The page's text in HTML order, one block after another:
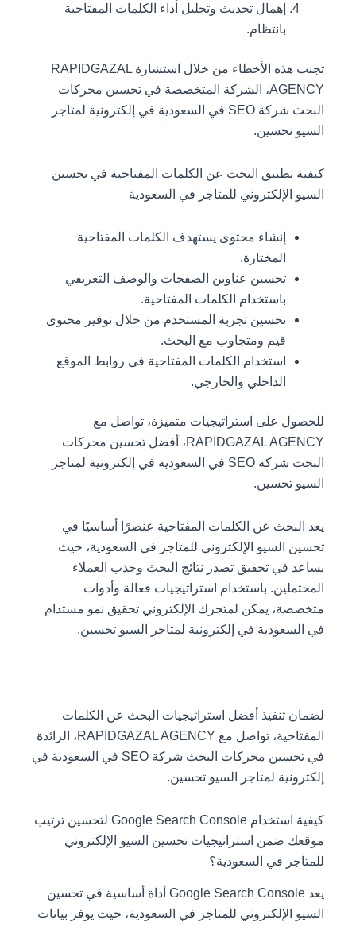
إهمال تحديث وتحليل أداء الكلمات المفتاحية
بانتظام.
تجنب هذه الأخطاء من خلال استشارة RAPIDGAZAL
AGENCY، الشركة المتخصصة في تحسين محركات
البحث شركة SEO في السعودية في إلكترونية لمتاجر
السيو تحسين.
كيفية تطبيق البحث عن الكلمات المفتاحية في تحسين
السيو الإلكتروني للمتاجر في السعودية
إنشاء محتوى يستهدف الكلمات المفتاحية
المختارة.
تحسين عناوين الصفحات والوصف التعريفي
باستخدام الكلمات المفتاحية.
تحسين تجربة المستخدم من خلال توفير محتوى
قيم ومتجاوب مع البحث.
استخدام الكلمات المفتاحية في روابط الموقع
الداخلي والخارجي.
للحصول على استراتيجيات متميزة، تواصل مع
RAPIDGAZAL AGENCY، أفضل تحسين محركات
البحث شركة SEO في السعودية في إلكترونية لمتاجر
السيو تحسين.
يعد البحث عن الكلمات المفتاحية عنصرًا أساسيًا في
تحسين السيو الإلكتروني للمتاجر في السعودية، حيث
يساعد في تحقيق تصدر نتائج البحث وجذب العملاء
المحتملين. باستخدام استراتيجيات فعالة وأدوات
متخصصة، يمكن لمتجرك الإلكتروني تحقيق نمو مستدام
في السعودية في إلكترونية لمتاجر السيو تحسين.
لضمان تنفيذ أفضل استراتيجيات البحث عن الكلمات
المفتاحية، تواصل مع RAPIDGAZAL AGENCY، الرائدة
في تحسين محركات البحث شركة SEO في السعودية في
إلكترونية لمتاجر السيو تحسين.
كيفية استخدام Google Search Console لتحسين ترتيب
موقعك ضمن استراتيجيات تحسين السيو الإلكتروني
للمتاجر في السعودية؟
يعد Google Search Console أداة أساسية في تحسين
السيو الإلكتروني للمتاجر في السعودية، حيث يوفر بيانات